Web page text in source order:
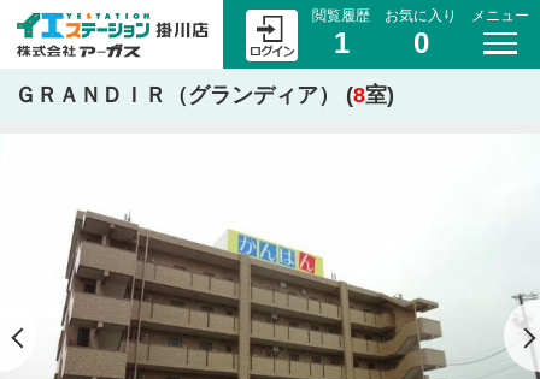
閲覧履歴
1
お気に入り
0
メニュー
ＧＲＡＮＤＩＲ（グランディア） (8室)